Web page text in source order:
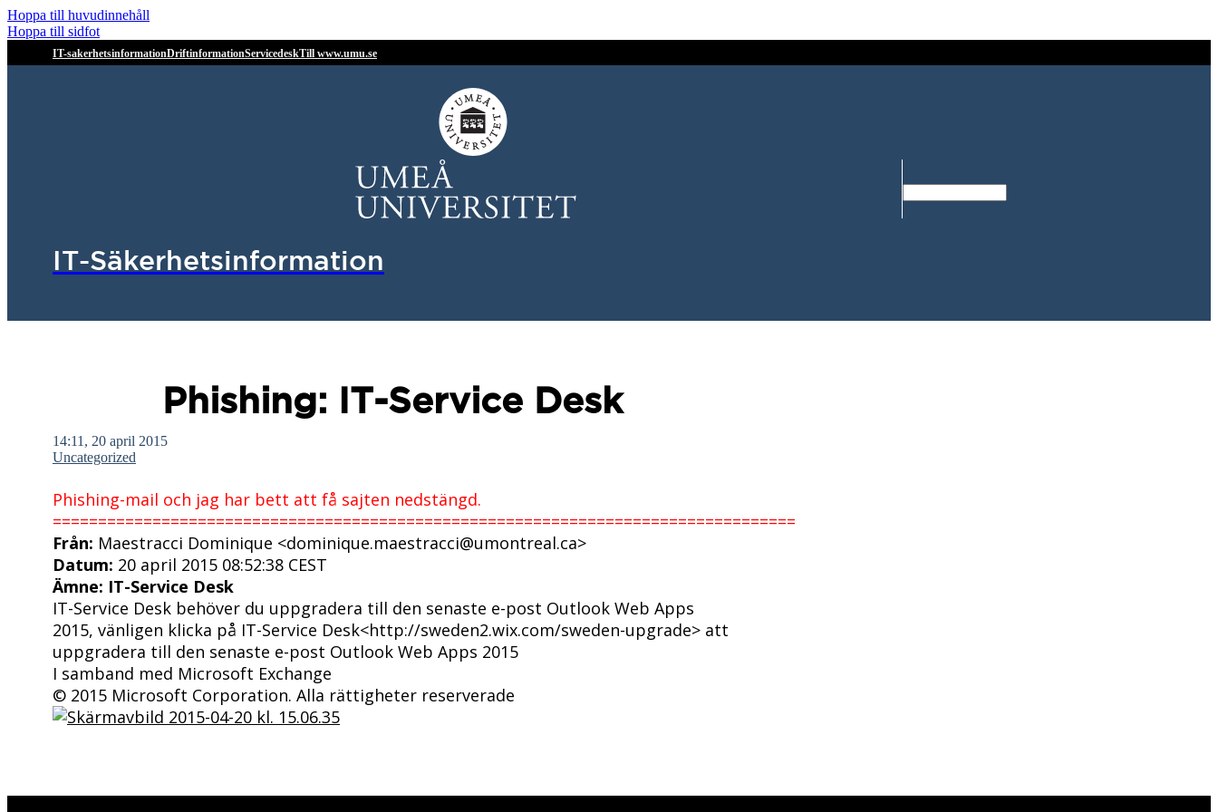
Hoppa till huvudinnehåll
Hoppa till sidfot
IT-sakerhetsinformationDriftinformationServicedeskTill www.umu.se
IT-Säkerhetsinformation
Phishing: IT-Service Desk
14:11, 20 april 2015
Uncategorized
Phishing-mail och jag har bett att få sajten nedstängd.
==================================================================================
Från: Maestracci Dominique <dominique.maestracci@umontreal.ca>
Datum: 20 april 2015 08:52:38 CEST
Ämne: IT-Service Desk
IT-Service Desk behöver du uppgradera till den senaste e-post Outlook Web Apps
2015, vänligen klicka på IT-Service Desk<http://sweden2.wix.com/sweden-upgrade> att
uppgradera till den senaste e-post Outlook Web Apps 2015
I samband med Microsoft Exchange
© 2015 Microsoft Corporation. Alla rättigheter reserverade